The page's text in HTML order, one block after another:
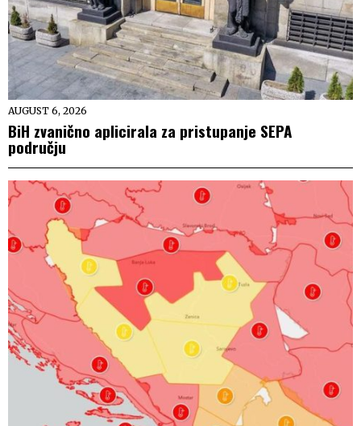
AUGUST 6, 2026
BiH zvanično aplicirala za pristupanje SEPA
području